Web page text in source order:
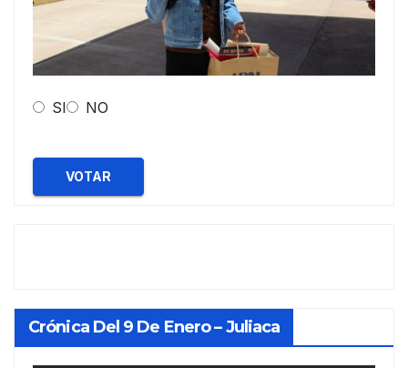
SI NO
VOTAR
Crónica Del 9 De Enero – Juliaca